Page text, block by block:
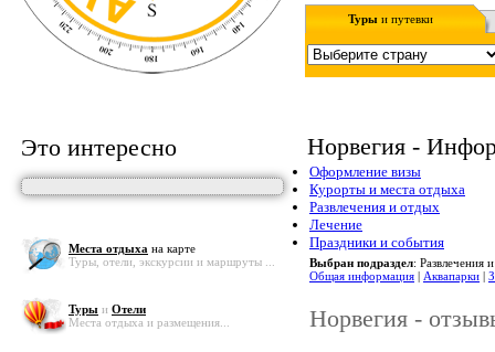
Туры и путевки
Это интересно
Места отдыха на карте
Туры, отели, экскурсии и маршруты ...
Туры и Отели
Места отдыха и размещения...
Норвегия -
Оформление визы
Курорты и места отдыха
Развлечения и отдых
Лечение
Праздники и события
Выбран подраздел: Развлечения
Общая информация | Аквапарки |
Норвегия -